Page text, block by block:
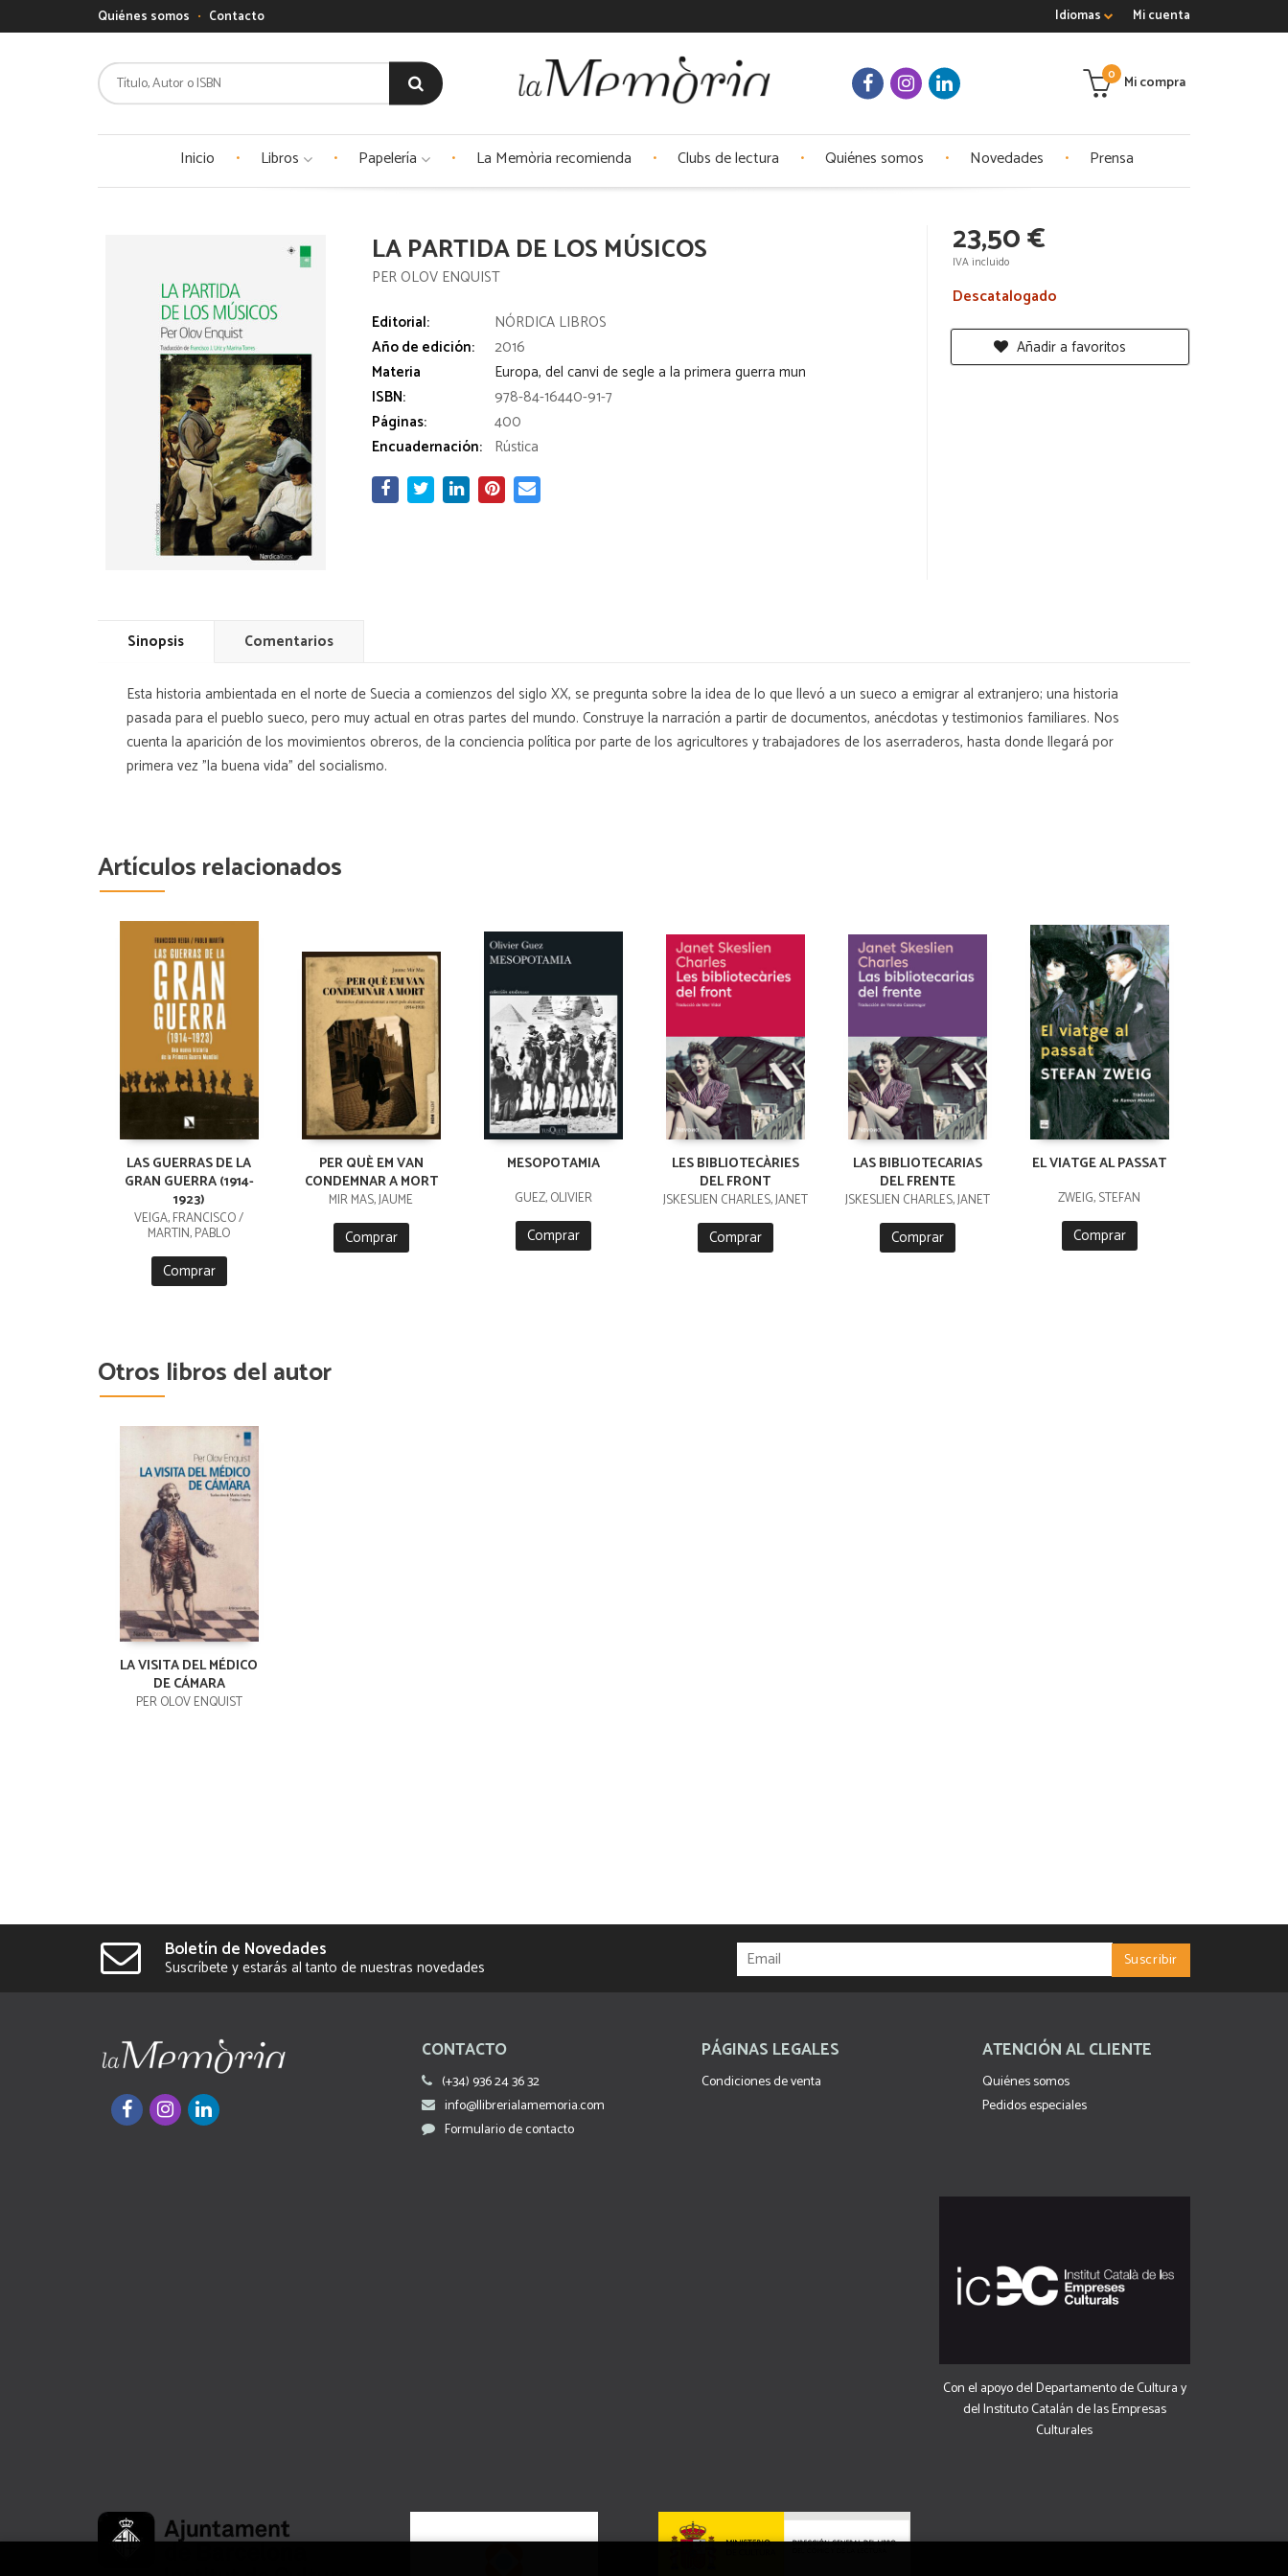
Mi cuenta
Idiomas
Quiénes somos Contacto
Mi compra
0
Inicio Libros Papelería La Memòria recomienda Clubs de lectura Quiénes somos Novedades Prensa
LA PARTIDA DE LOS MÚSICOS
PER OLOV ENQUIST
Editorial:
NÓRDICA LIBROS
Año de edición:
2016
Materia
Europa, del canvi de segle a la primera guerra mun
ISBN:
978-84-16440-91-7
Páginas:
400
Encuadernación: Rústica
23,50 €
IVA incluido
Descatalogado
Añadir a favoritos
Sinopsis Comentarios
Esta historia ambientada en el norte de Suecia a comienzos del siglo XX, se pregunta sobre la idea de lo que llevó a un sueco a emigrar al extranjero; una historia
pasada para el pueblo sueco, pero muy actual en otras partes del mundo. Construye la narración a partir de documentos, anécdotas y testimonios familiares. Nos
cuenta la aparición de los movimientos obreros, de la conciencia política por parte de los agricultores y trabajadores de los aserraderos, hasta donde llegará por
primera vez "la buena vida" del socialismo.
Artículos relacionados
LAS GUERRAS DE LA
GRAN GUERRA (1914-
1923)
VEIGA, FRANCISCO /
MARTIN, PABLO
Comprar
PER QUÈ EM VAN
CONDEMNAR A MORT
MIR MAS, JAUME
Comprar
MESOPOTAMIA
GUEZ, OLIVIER
Comprar
LES BIBLIOTECÀRIES
DEL FRONT
JSKESLIEN CHARLES, JANET
Comprar
LAS BIBLIOTECARIAS
DEL FRENTE
JSKESLIEN CHARLES, JANET
Comprar
EL VIATGE AL PASSAT
ZWEIG, STEFAN
Comprar
Otros libros del autor
LA VISITA DEL MÉDICO
DE CÁMARA
PER OLOV ENQUIST
Boletín de Novedades
Suscríbete y estarás al tanto de nuestras novedades
CONTACTO
(+34) 936 24 36 32
info@llibrerialamemoria.com
Formulario de contacto
PÁGINAS LEGALES
Condiciones de venta
ATENCIÓN AL CLIENTE
Quiénes somos
Pedidos especiales
Con el apoyo del Departamento de Cultura y
del Instituto Catalán de las Empresas
Culturales